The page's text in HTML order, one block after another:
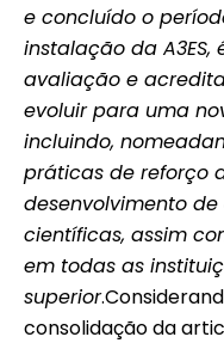
e concluído o
instalação da
avaliação e
evoluir para uma
incluindo,
práticas de reforço
desenvolvimento
científicas, assim
em todas as
superior
consolidação da